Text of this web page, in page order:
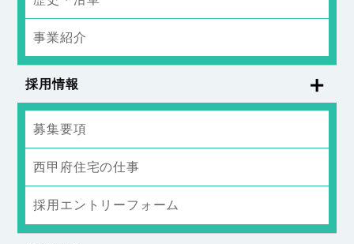
事業紹介
採用情報
募集要項
西甲府住宅の仕事
採用エントリーフォーム